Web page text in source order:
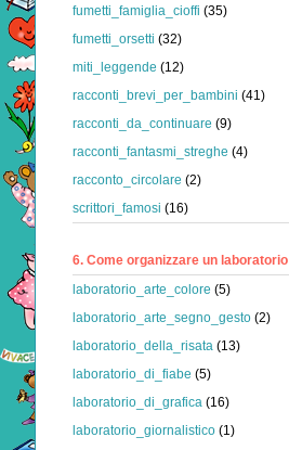
fumetti_famiglia_cioffi (35)
fumetti_orsetti (32)
miti_leggende (12)
racconti_brevi_per_bambini (41)
racconti_da_continuare (9)
racconti_fantasmi_streghe (4)
racconto_circolare (2)
scrittori_famosi (16)
6. Come organizzare un laboratorio
laboratorio_arte_colore (5)
laboratorio_arte_segno_gesto (2)
laboratorio_della_risata (13)
laboratorio_di_fiabe (5)
laboratorio_di_grafica (16)
laboratorio_giornalistico (1)